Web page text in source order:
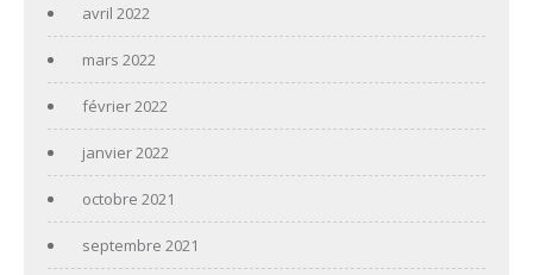
avril 2022
mars 2022
février 2022
janvier 2022
octobre 2021
septembre 2021